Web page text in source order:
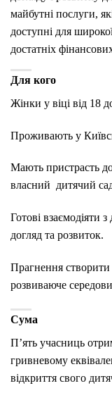
майбутні послуги,
доступні для
достатніх
Для кого
Жінки у віці від 18
Проживають у
Мають пристрасть до
власний дитячий
Готові взаємодіяти
догляд та розвиток.
Прагнення
розвиваюче
Сума
П’ять учасниць
гривневому
відкриття свого